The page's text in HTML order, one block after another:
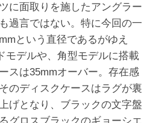
に面取りを施したアングラー
過言ではない。特に今回の一
という直径であるがゆえ
モデルや、角型モデルに搭載
スは35mmオーバー。存在感
のディスクケースはラグが裏
げとなり、ブラックの文字盤